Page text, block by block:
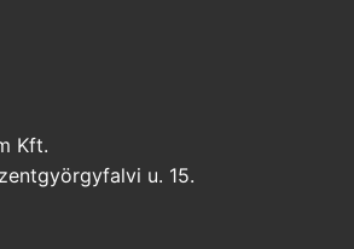
Kft.
u. 15.